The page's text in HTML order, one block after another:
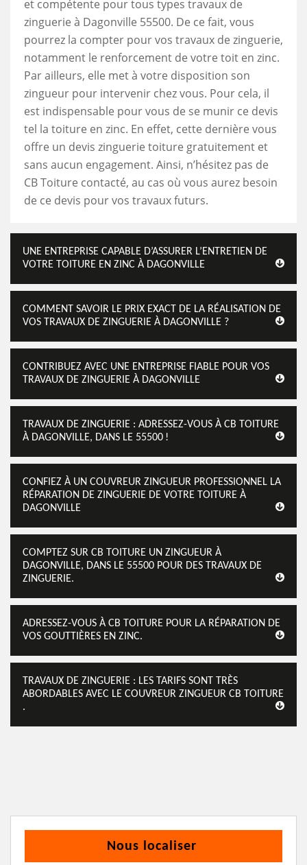
et compétente pour tous types travaux de
zinguerie à Dagonville 55500. De ce fait, vous
pourrez la compter pour vos travaux de zinguerie,
notamment le renforcement de votre toit en zinc.
Par ailleurs, elle met à votre disposition son
zingueur pour intervenir chez vous. Pour cela, il
est indispensable pour vous de se munir ce devis
tel la toiture en zinc. En effet, cette dernière vous
offre un devis zinguerie toiture gratuitement et
sans aucun engagement. Ainsi, n’hésitez pas de
CB Toiture contacté, au cas où vous aurez besoin
de ce devis pour vos travaux futurs.
UNE ENTREPRISE CAPABLE D’ASSURER L’ENTRETIEN DE
VOTRE TOITURE EN ZINC À DAGONVILLE
COMMENT SAVOIR LE PRIX EXACT DE LA RÉALISATION DE
VOS TRAVAUX DE ZINGUERIE À DAGONVILLE ?
CONTRIBUEZ AVEC UNE ENTREPRISE FIABLE POUR VOS
TRAVAUX DE ZINGUERIE À DAGONVILLE
TRAVAUX DE ZINGUERIE : ADRESSEZ-VOUS À CB TOITURE
À DAGONVILLE, DANS LE 55500 !
CONFIEZ À UN COUVREUR ZINGUEUR PROFESSIONNEL LA
RÉPARATION DE ZINGUERIE DE VOTRE TOITURE À
DAGONVILLE
COMPTEZ SUR CB TOITURE UN ZINGUEUR À
DAGONVILLE, DANS LE 55500 POUR DES TRAVAUX DE
ZINGUERIE.
ADRESSEZ-VOUS À CB TOITURE POUR LA RÉPARATION DE
VOS GOUTTIÈRES EN ZINC.
TRAVAUX DE ZINGUERIE : LES TARIFS SONT TRÈS
ABORDABLES AVEC LE COUVREUR ZINGUEUR CB TOITURE
.
Nous localiser